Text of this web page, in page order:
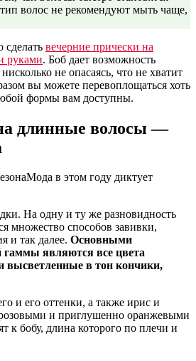
волос не рекомендуют мыть чаще,
сделать вечерние прически на
руками. Боб дает возможность
не опасаясь, что не хватит
вы можете перевоплощаться хоть
формы вам доступны.
длинные волосы —
Мода в этом году диктует
На одну и ту же разновидность
множество способов завивки,
и так далее. Основными
гаммы являются все цвета
высветленные в тон кончики,
и его оттенки, а также ирис и
и приглушенно оранжевыми
к бобу, длина которого по плечи и